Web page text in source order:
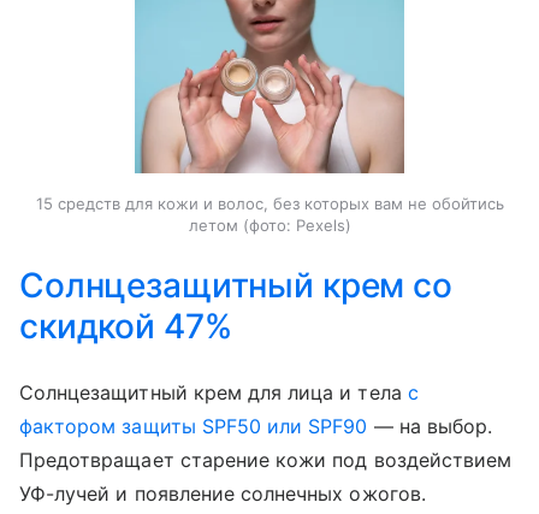
15 средств для кожи и волос, без которых вам не обойтись
летом (фото: Pexels)
Солнцезащитный крем со
скидкой 47%
Солнцезащитный крем для лица и тела с
фактором защиты SPF50 или SPF90 — на выбор.
Предотвращает старение кожи под воздействием
УФ-лучей и появление солнечных ожогов.